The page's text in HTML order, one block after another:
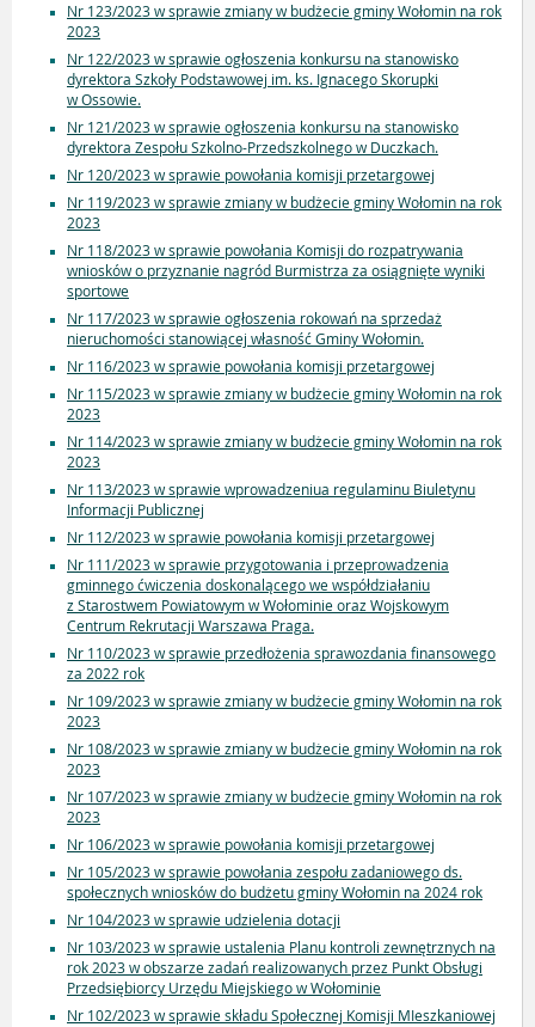
Nr 123/2023 w sprawie zmiany w budżecie gminy Wołomin na rok
2023
Nr 122/2023 w sprawie ogłoszenia konkursu na stanowisko
dyrektora Szkoły Podstawowej im. ks. Ignacego Skorupki
w Ossowie.
Nr 121/2023 w sprawie ogłoszenia konkursu na stanowisko
dyrektora Zespołu Szkolno-Przedszkolnego w Duczkach.
Nr 120/2023 w sprawie powołania komisji przetargowej
Nr 119/2023 w sprawie zmiany w budżecie gminy Wołomin na rok
2023
Nr 118/2023 w sprawie powołania Komisji do rozpatrywania
wniosków o przyznanie nagród Burmistrza za osiągnięte wyniki
sportowe
Nr 117/2023 w sprawie ogłoszenia rokowań na sprzedaż
nieruchomości stanowiącej własność Gminy Wołomin.
Nr 116/2023 w sprawie powołania komisji przetargowej
Nr 115/2023 w sprawie zmiany w budżecie gminy Wołomin na rok
2023
Nr 114/2023 w sprawie zmiany w budżecie gminy Wołomin na rok
2023
Nr 113/2023 w sprawie wprowadzeniua regulaminu Biuletynu
Informacji Publicznej
Nr 112/2023 w sprawie powołania komisji przetargowej
Nr 111/2023 w sprawie przygotowania i przeprowadzenia
gminnego ćwiczenia doskonalącego we współdziałaniu
z Starostwem Powiatowym w Wołominie oraz Wojskowym
Centrum Rekrutacji Warszawa Praga.
Nr 110/2023 w sprawie przedłożenia sprawozdania finansowego
za 2022 rok
Nr 109/2023 w sprawie zmiany w budżecie gminy Wołomin na rok
2023
Nr 108/2023 w sprawie zmiany w budżecie gminy Wołomin na rok
2023
Nr 107/2023 w sprawie zmiany w budżecie gminy Wołomin na rok
2023
Nr 106/2023 w sprawie powołania komisji przetargowej
Nr 105/2023 w sprawie powołania zespołu zadaniowego ds.
społecznych wniosków do budżetu gminy Wołomin na 2024 rok
Nr 104/2023 w sprawie udzielenia dotacji
Nr 103/2023 w sprawie ustalenia Planu kontroli zewnętrznych na
rok 2023 w obszarze zadań realizowanych przez Punkt Obsługi
Przedsiębiorcy Urzędu Miejskiego w Wołominie
Nr 102/2023 w sprawie składu Społecznej Komisji MIeszkaniowej